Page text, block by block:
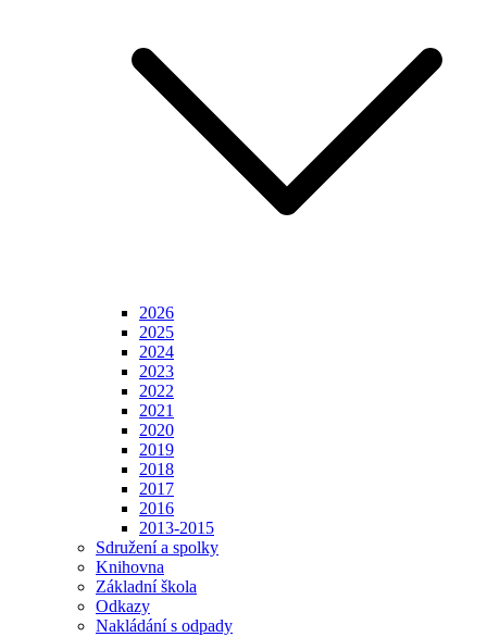
2026
2025
2024
2023
2022
2021
2020
2019
2018
2017
2016
2013-2015
Sdružení a spolky
Knihovna
Základní škola
Odkazy
Nakládání s odpady